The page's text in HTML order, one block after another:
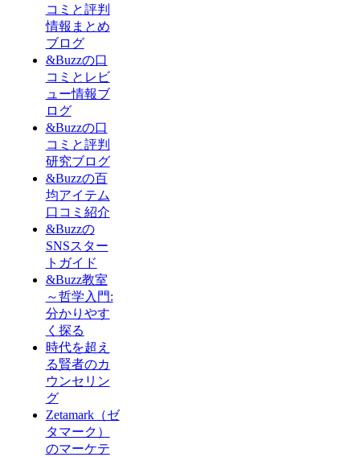
コミと評判
情報まとめ
ブログ
&Buzzの口
コミとレビ
ュー情報ブ
ログ
&Buzzの口
コミと評判
研究ブログ
&Buzzの百
均アイテム
口コミ紹介
&Buzzの
SNSスター
トガイド
&Buzz教室
～哲学入門:
分かりやす
く探る
時代を超え
る賢者のカ
ウンセリン
グ
Zetamark（ゼ
タマーク）
のマーケテ